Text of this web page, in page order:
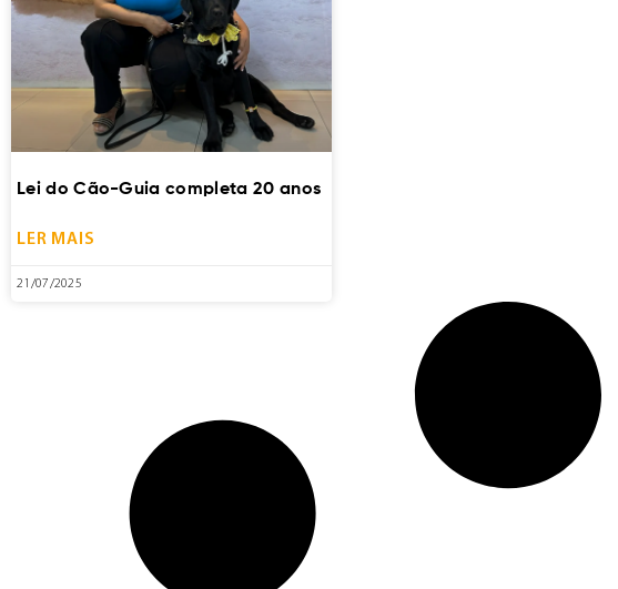
Lei do Cão-Guia completa 20 anos
LER MAIS
21/07/2025